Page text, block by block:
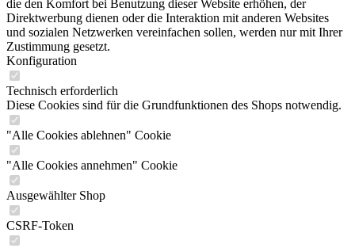
die den Komfort bei Benutzung dieser Website erhöhen, der
Direktwerbung dienen oder die Interaktion mit anderen Websites
und sozialen Netzwerken vereinfachen sollen, werden nur mit Ihrer
Zustimmung gesetzt.
Konfiguration
Technisch erforderlich
Diese Cookies sind für die Grundfunktionen des Shops notwendig.
"Alle Cookies ablehnen" Cookie
"Alle Cookies annehmen" Cookie
Ausgewählter Shop
CSRF-Token